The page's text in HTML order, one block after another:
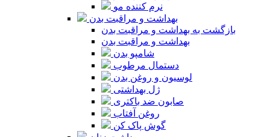
نرم کننده مو
بهداشت و مراقبت بدن
بازگشت به بهداشت و مراقبت بدن
بهداشت و مراقبت بدن
شامپو بدن
دستمال مرطوب
لوسیون و روغن بدن
ژل بهداشتی
صابون ضد باکتری
روغن آفتاب
گوش پاک کن